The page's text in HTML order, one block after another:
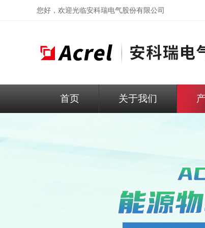
您好，欢迎光临安科瑞电气股份有限公司
首页 关于我们